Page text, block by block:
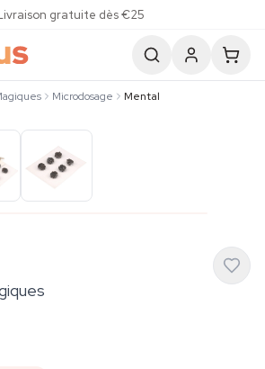
gratuite dès €25
Microdosage Mental